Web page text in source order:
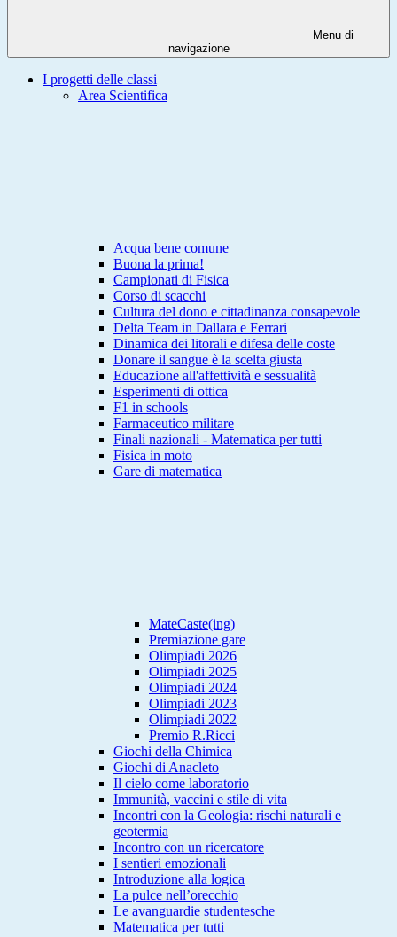
Menu di
navigazione
I progetti delle classi
Area Scientifica
Acqua bene comune
Buona la prima!
Campionati di Fisica
Corso di scacchi
Cultura del dono e cittadinanza consapevole
Delta Team in Dallara e Ferrari
Dinamica dei litorali e difesa delle coste
Donare il sangue è la scelta giusta
Educazione all'affettività e sessualità
Esperimenti di ottica
F1 in schools
Farmaceutico militare
Finali nazionali - Matematica per tutti
Fisica in moto
Gare di matematica
MateCaste(ing)
Premiazione gare
Olimpiadi 2026
Olimpiadi 2025
Olimpiadi 2024
Olimpiadi 2023
Olimpiadi 2022
Premio R.Ricci
Giochi della Chimica
Giochi di Anacleto
Il cielo come laboratorio
Immunità, vaccini e stile di vita
Incontri con la Geologia: rischi naturali e
geotermia
Incontro con un ricercatore
I sentieri emozionali
Introduzione alla logica
La pulce nell’orecchio
Le avanguardie studentesche
Matematica per tutti